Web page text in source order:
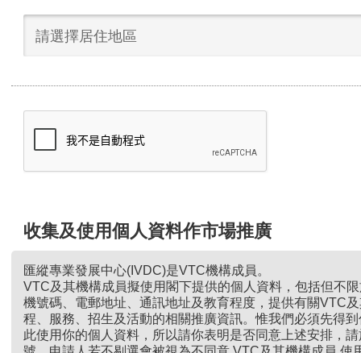
請選擇居住地區
收集及使用個人資料作市場推廣
匯縱專業發展中心(IVDC)是VTC機構成員。
VTC及其機構成員擬使用閣下提供的個人資料，包括但不
機號碼、電郵地址、通訊地址及教育程度，提供有關VTC
程、服務、招生及活動的相關推廣資訊。惟我們必須先得
此使用你的個人資料，所以請你表明是否同意上述安排，